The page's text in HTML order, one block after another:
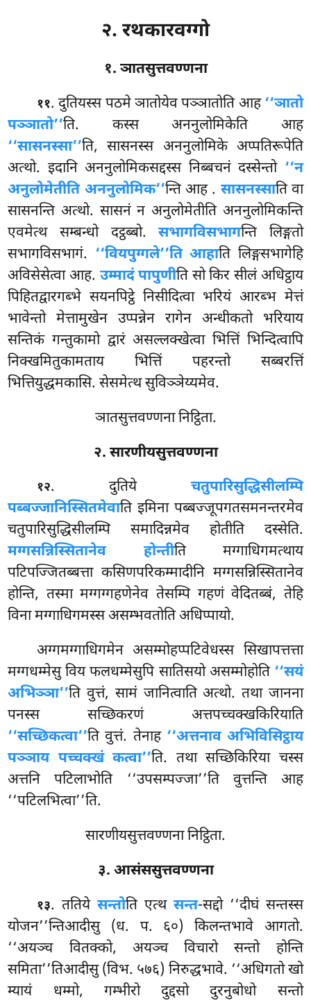
२. रथकारवग्गो
१. ञातसुत्तवण्णना
११. दुतियस्स पठमे ञातोयेव पञ्ञातोति आह‘‘ञातो
पञ्ञातो’’ति. कस्स अननुलोमिकेति आह
‘‘सासनस्सा’’ति, सासनस्स अननुलोमिके अप्पतिरूपेति
अत्थो. इदानि अननुलोमिकसद्दस्स निब्बचनं दस्सेन्तो ‘‘न
अनुलोमेतीति अननुलोमिक’’न्ति आह . सासनस्साति वा
सासनन्ति अत्थो. सासनं न अनुलोमेतीति अननुलोमिकन्ति
एवमेत्थ सम्बन्धो दट्ठब्बो.सभागविसभागन्ति लिङ्गतो
सभागविसभागं. ‘‘वियपुग्गले’’ति आहाति लिङ्गसभागेहि
अविसेसेत्वा आह. उम्मादं पापुणीति सो किर सीलं अधिट्ठाय
पिहितद्वारगब्भे सयनपिट्ठे निसीदित्वा भरियं आरब्भ मेत्तं
भावेन्तो मेत्तामुखेन उप्पन्नेन रागेन अन्धीकतो भरियाय
सन्तिकं गन्तुकामो द्वारं असल्लक्खेत्वा भित्तिं भिन्दित्वापि
निक्खमितुकामताय भित्तिं पहरन्तो सब्बरत्तिं
भित्तियुद्धमकासि. सेसमेत्थ सुविञ्ञेय्यमेव.
ञातसुत्तवण्णना निट्ठिता.
२. सारणीयसुत्तवण्णना
१२. दुतिये चतुपारिसुद्धिसीलम्पि
पब्बज्जानिस्सितमेवाति इमिना पब्बज्जूपगतसमनन्तरमेव
चतुपारिसुद्धिसीलम्पि समादिन्नमेव होतीति दस्सेति.
मग्गसन्निस्सितानेव होन्तीति मग्गाधिगमत्थाय
पटिपज्जितब्बत्ता कसिणपरिकम्मादीनि मग्गसन्निस्सितानेव
होन्ति, तस्मा मग्गग्गहणेनेव तेसम्पि गहणं वेदितब्बं, तेहि
विना मग्गाधिगमस्स असम्भवतोति अधिप्पायो.
अग्गमग्गाधिगमेन असम्मोहप्पटिवेधस्स सिखापत्तत्ता
मग्गधम्मेसु विय फलधम्मेसुपि सातिसयो असम्मोहोति ‘‘सयं
अभिञ्ञा’’ति वुत्तं, सामं जानित्वाति अत्थो. तथा जानना
पनस्स सच्छिकरणं अत्तपच्चक्खकिरियाति
‘‘सच्छिकत्वा’’ति वुत्तं. तेनाह ‘‘अत्तनाव अभिविसिट्ठाय
पञ्ञाय पच्चक्खं कत्वा’’ति. तथा सच्छिकिरिया चस्स
अत्तनि पटिलाभोति ‘‘उपसम्पज्जा’’ति वुत्तन्ति आह
‘‘पटिलभित्वा’’ति.
सारणीयसुत्तवण्णना निट्ठिता.
३. आसंससुत्तवण्णना
१३. ततिये सन्तोति एत्थ सन्त-सद्दो ‘‘दीघं सन्तस्स
योजन’’न्तिआदीसु (ध. प. ६०) किलन्तभावे आगतो.
‘‘अयञ्च वितक्को, अयञ्च विचारोसन्तो होन्ति
समिता’’तिआदीसु (विभ. ५७६) निरुद्धभावे. ‘‘अधिगतो खो
म्यायं धम्मो, गम्भीरो दुद्दसो दुरनुबोधो सन्तो